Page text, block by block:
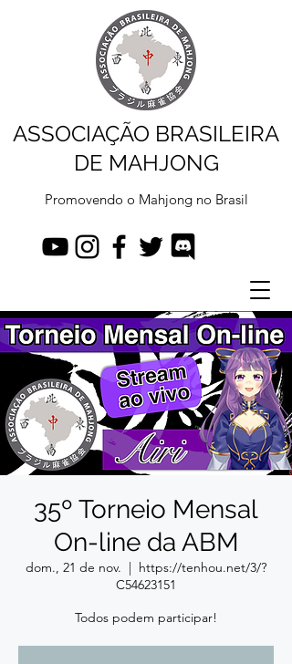
ASSOCIAÇÃO BRASILEIRA
DE MAHJONG
Promovendo o Mahjong no Brasil
35º Torneio Mensal
On-line da ABM
dom., 21 de nov.
  |
https://tenhou.net/3/?
C54623151
Todos podem participar!